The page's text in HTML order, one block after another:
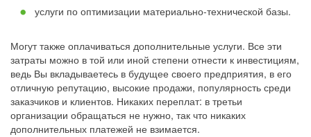
услуги по оптимизации материально-технической базы.
Могут также оплачиваться дополнительные услуги. Все эти
затраты можно в той или иной степени отнести к инвестициям,
ведь Вы вкладываетесь в будущее своего предприятия, в его
отличную репутацию, высокие продажи, популярность среди
заказчиков и клиентов. Никаких переплат: в третьи
организации обращаться не нужно, так что никаких
дополнительных платежей не взимается.